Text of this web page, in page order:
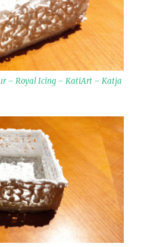
– Royal Icing – KatiArt – Katja